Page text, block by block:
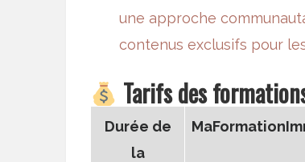
une approche
contenus exclusifs pour
Tarifs des
Durée de
la